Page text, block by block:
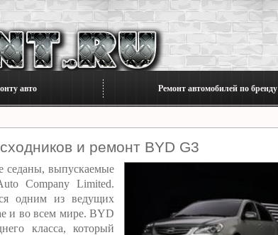
авто Ремонт автомобилей по бренду
и ремонт BYD G3
седаны, выпускаемые
Company Limited.
одним из ведущих
и во всем мире. BYD
класса, который